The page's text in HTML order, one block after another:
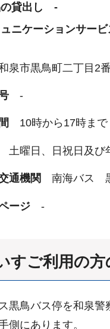
の貸出し -
ニケーションサー
泉市黒鳥町二丁目2
-
間 10時から17時まで
土曜日、日祝日及び
通機関 南海バス
ージ -
すご利用の方
黒鳥バス停を和泉
側にあります。